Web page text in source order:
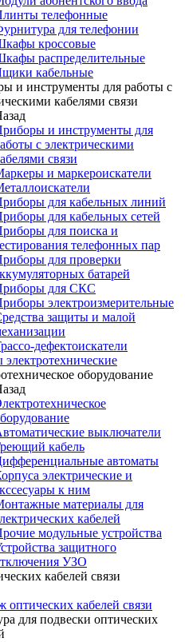
телефонные
для телефонии
кроссовые
распределительные
кабельные
и инструменты для работы с
кабелями связи
и инструменты для
с электрическими
связи
и маркероискатели
для кабельных линий
для кабельных сетей
для поиска и
телефонных пар
для проверки
батарей
для СКС
электроизмерительные
защиты и малой
дефектоискатели
оборудование
выключатели
кабель
автоматы
электрические и
к ним
материалы для
кабелей
модульные устройства
защитного
УЗО
кабелей связи
оптических кабелей связи
для подвески оптических